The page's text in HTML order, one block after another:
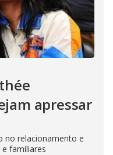
apressar
no relacionamento e
familiares